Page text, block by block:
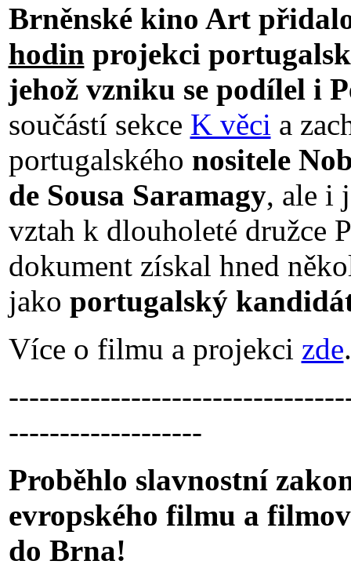
Brněnské kino Art
hodin projekci
jehož vzniku se podílel i
součástí sekce K věci a
portugalského nositele
de Sousa Saramagy, ale i
vztah k dlouholeté družce
dokument získal hned
jako portugalský
Více o filmu a projekci zde.
-------------------
Proběhlo slavnostní
evropského filmu a
do Brna!